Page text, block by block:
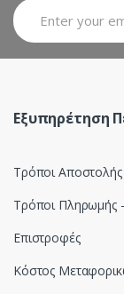
Εξυπηρέτηση
Τρόποι Αποστολής
Τρόποι Πληρωμής
Επιστροφές
Κόστος